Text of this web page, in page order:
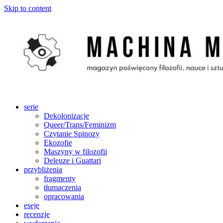
Skip to content
serie
Dekolonizacje
Queer/Trans/Feminizm
Czytanie Spinozy
Ekozofie
Maszyny w filozofii
Deleuze i Guattari
przybliżenia
fragmenty
tłumaczenia
opracowania
eseje
recenzje